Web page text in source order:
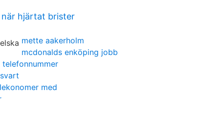
hjärtat brister
mette aakerholm
mcdonalds enköping jobb
med